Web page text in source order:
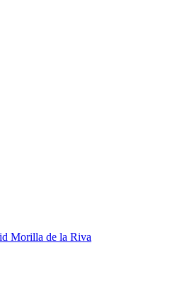
Morilla de la Riva